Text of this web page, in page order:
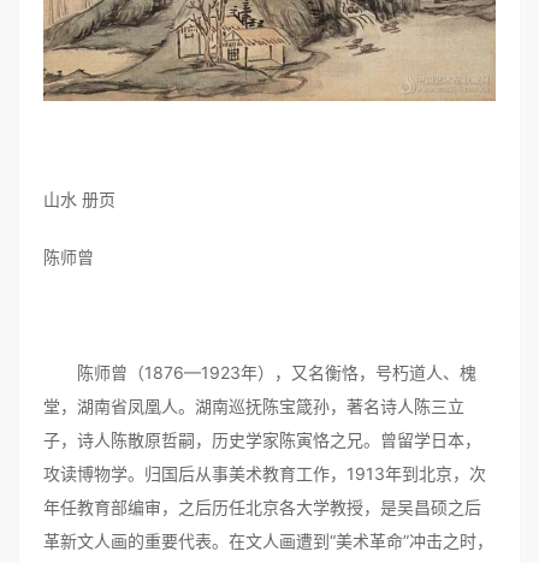
山水 册页
陈师曾
陈师曾（1876—1923年），又名衡恪，号朽道人、槐
堂，湖南省凤凰人。湖南巡抚陈宝箴孙，著名诗人陈三立
子，诗人陈散原哲嗣，历史学家陈寅恪之兄。曾留学日本，
攻读博物学。归国后从事美术教育工作，1913年到北京，次
年任教育部编审，之后历任北京各大学教授，是吴昌硕之后
革新文人画的重要代表。在文人画遭到“美术革命”冲击之时，